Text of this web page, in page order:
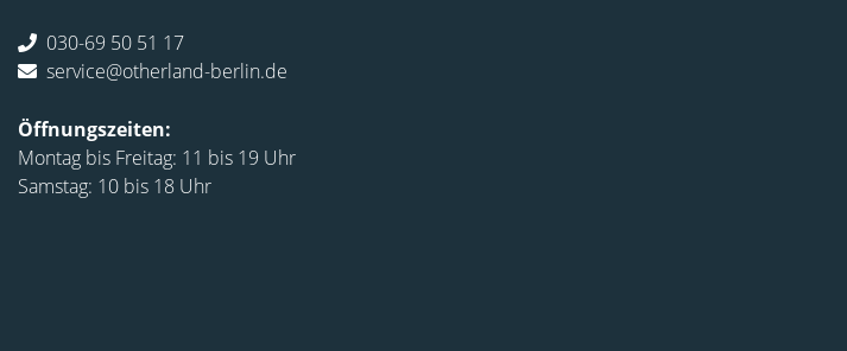
030-69 50 51 17
service@otherland-berlin.de
Öffnungszeiten:
Montag bis Freitag: 11 bis 19 Uhr
Samstag: 10 bis 18 Uhr